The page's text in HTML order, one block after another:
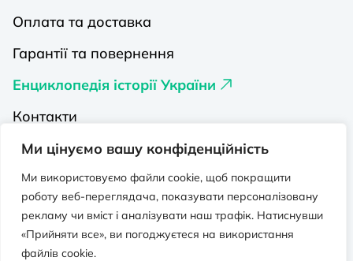
Ми цінуємо вашу конфіденційність
Ми використовуємо файли cookie, щоб покращити
роботу веб-переглядача, показувати персоналізовану
рекламу чи вміст і аналізувати наш трафік. Натиснувши
«Прийняти все», ви погоджуєтеся на використання
файлів cookie.
Оплата та доставка
Гарантії та повернення
Енциклопедія історії України
Контакти
Про нас
Видавництва на Порталі
Політика конфіденційності
Публічна оферта